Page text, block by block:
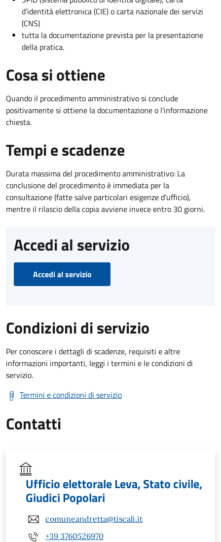
d’identità elettronica (CIE) o carta nazionale dei servizi
(CNS)
tutta la documentazione prevista per la presentazione
della pratica.
Cosa si ottiene
Quando il procedimento amministrativo si conclude
positivamente si ottiene la documentazione o l'informazione
chiesta.
Tempi e scadenze
Durata massima del procedimento amministrativo: La
conclusione del procedimento è immediata per la
consultazione (fatte salve particolari esigenze d’ufficio),
mentre il rilascio della copia avviene invece entro 30 giorni.
Accedi al servizio
Accedi al servizio
Condizioni di servizio
Per conoscere i dettagli di scadenze, requisiti e altre
informazioni importanti, leggi i termini e le condizioni di
servizio.
Termini e condizioni di servizio
Contatti
Ufficio elettorale Leva, Stato civile,
Giudici Popolari
comuneandretta@tiscali.it
+39 3760526970